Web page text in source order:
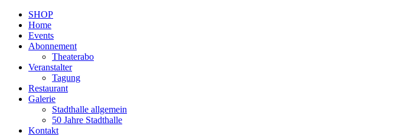
SHOP
Home
Events
Abonnement
Theaterabo
Veranstalter
Tagung
Restaurant
Galerie
Stadthalle allgemein
50 Jahre Stadthalle
Kontakt